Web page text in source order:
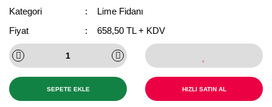
Kategori
Lime Fidanı
Fiyat
658,50 TL + KDV
SEPETE EKLE HIZLI SATIN AL